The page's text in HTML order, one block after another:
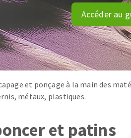
Système auto-nivelant à
Système auto-nivelant à
Pose des joints
Nettoyage
Accéder au
et ponçage à la main des
métaux, plastiques.
et patins